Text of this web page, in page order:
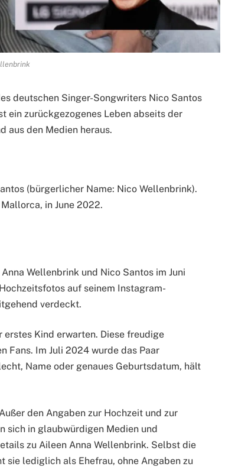
deutschen Singer-Songwriters Nico Santos
ein zurückgezogenes Leben abseits der
aus den Medien heraus.
(bürgerlicher Name: Nico Wellenbrink).
in June 2022.
Wellenbrink und Nico Santos im Juni
auf seinem Instagram-
verdeckt.
Kind erwarten. Diese freudige
Fans. Im Juli 2024 wurde das Paar
Name oder genaues Geburtsdatum, hält
den Angaben zur Hochzeit und zur
sich in glaubwürdigen Medien und
zu Aileen Anna Wellenbrink. Selbst die
sie lediglich als Ehefrau, ohne Angaben zu